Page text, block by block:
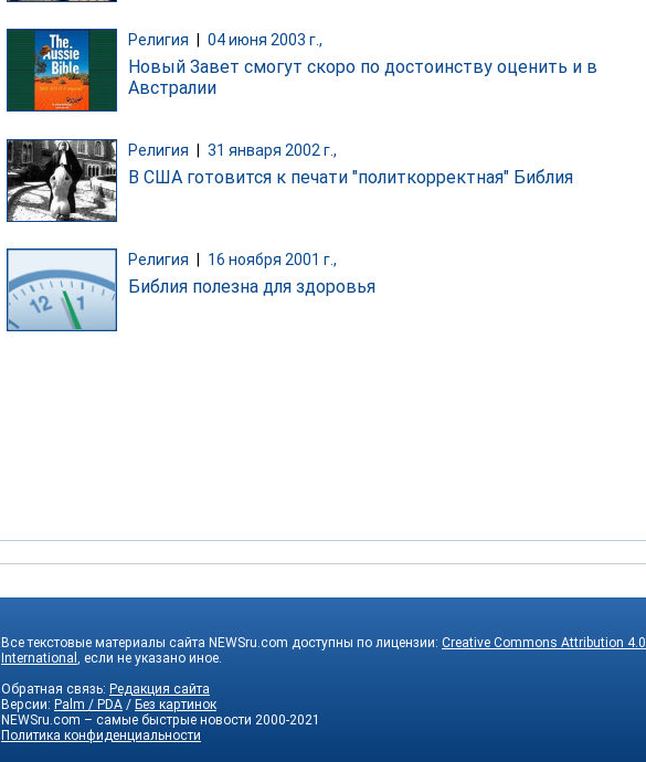
Религия 04 июня 2003 г.,
Новый Завет смогут скоро по достоинству оценить и в
Австралии
Религия 31 января 2002 г.,
В США готовится к печати "политкорректная" Библия
Религия 16 ноября 2001 г.,
Библия полезна для здоровья
Все текстовые материалы сайта NEWSru.com доступны по лицензии: Creative Commons Attribution 4.0
International , если не указано иное.
Обратная связь: Редакция сайта
Версии: Palm / PDA / Без картинок
NEWSru.com – самые быстрые новости 2000-2021
Политика конфиденциальности